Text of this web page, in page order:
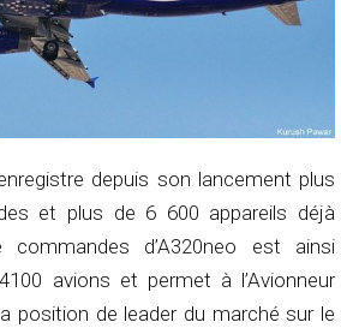
depuis son lancement plus
et plus de 6 600 appareils déjà
d’A320neo est ainsi
avions et permet à l’Avionneur
position de leader du marché sur le